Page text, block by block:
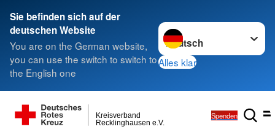
Sie befinden sich auf der
deutschen Website
You are on the German website,
you can use the switch to switch to
the English one
Sprache wechseln zu
Alles klar
Recklinghausen e.V.
Kreisverband Spenden